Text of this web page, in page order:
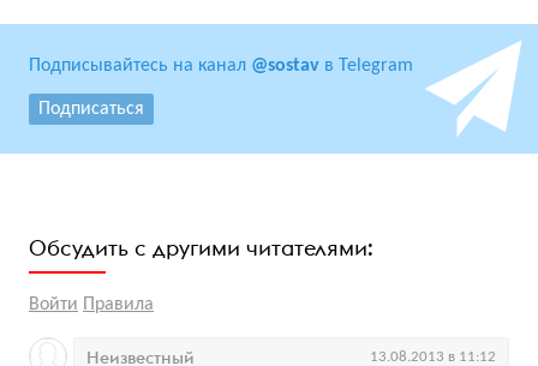
Подписывайтесь на канал @sostav в Telegram
Подписаться
Обсудить с другими читателями:
Войти Правила
Неизвестный 13.08.2013 в 11:12